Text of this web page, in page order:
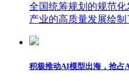
全国统筹规划的规范
产业的高质量发展绘制
积极推动AI模型出海，抢占